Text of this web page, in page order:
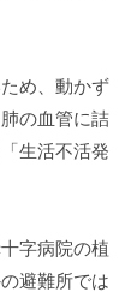
め、動かず
の血管に詰
生活不活発
字病院の植
避難所では